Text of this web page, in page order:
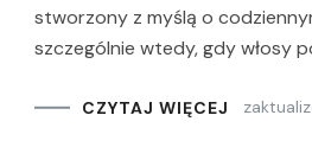
stworzony z myślą o
szczególnie wtedy, gdy włosy
CZYTAJ WIĘCEJ